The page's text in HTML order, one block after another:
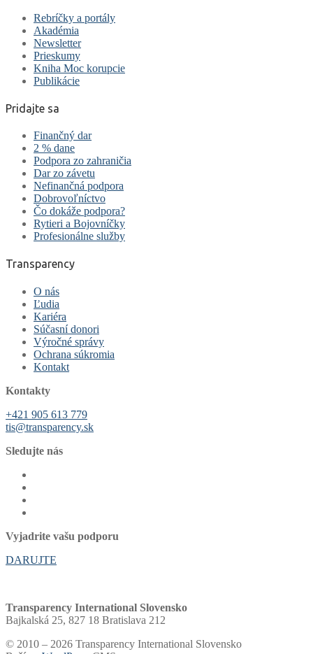
Rebríčky a portály
Akadémia
Newsletter
Prieskumy
Kniha Moc korupcie
Publikácie
Pridajte sa
Finančný dar
2 % dane
Podpora zo zahraničia
Dar zo závetu
Nefinančná podpora
Dobrovoľníctvo
Čo dokáže podpora?
Rytieri a Bojovníčky
Profesionálne služby
Transparency
O nás
Ľudia
Kariéra
Súčasní donori
Výročné správy
Ochrana súkromia
Kontakt
Kontakty
+421 905 613 779
tis@transparency.sk
Sledujte nás
Vyjadrite vašu podporu
DARUJTE
Transparency International Slovensko
Bajkalská 25, 827 18 Bratislava 212
© 2010 – 2026 Transparency International Slovensko